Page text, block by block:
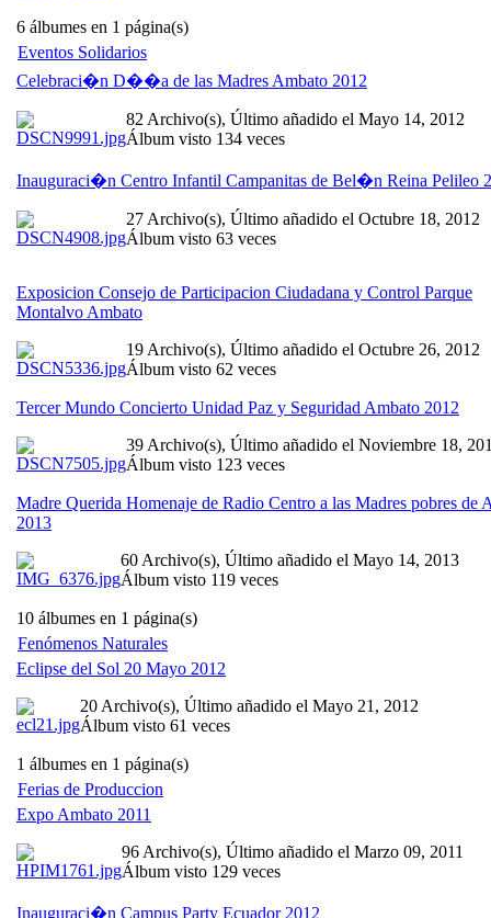
6 álbumes en 1 página(s)
Eventos Solidarios
Celebraci�n D��a de las Madres Ambato 2012
82 Archivo(s), Último añadido el Mayo 14, 2012
Álbum visto 134 veces
Inauguraci�n Centro Infantil Campanitas de Bel�n Reina Pelileo
27 Archivo(s), Último añadido el Octubre 18, 2012
Álbum visto 63 veces
Exposicion Consejo de Participacion Ciudadana y Control Parque
Montalvo Ambato
19 Archivo(s), Último añadido el Octubre 26, 2012
Álbum visto 62 veces
Tercer Mundo Concierto Unidad Paz y Seguridad Ambato 2012
39 Archivo(s), Último añadido el Noviembre 18,
Álbum visto 123 veces
Madre Querida Homenaje de Radio Centro a las Madres pobres de
2013
60 Archivo(s), Último añadido el Mayo 14, 2013
Álbum visto 119 veces
10 álbumes en 1 página(s)
Fenómenos Naturales
Eclipse del Sol 20 Mayo 2012
20 Archivo(s), Último añadido el Mayo 21, 2012
Álbum visto 61 veces
1 álbumes en 1 página(s)
Ferias de Produccion
Expo Ambato 2011
96 Archivo(s), Último añadido el Marzo 09, 2011
Álbum visto 129 veces
Inauguraci�n Campus Party Ecuador 2012